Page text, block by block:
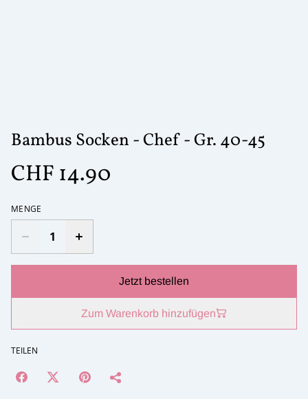
Bambus Socken - Chef - Gr. 40-45
CHF 14.90
MENGE
Jetzt bestellen
Zum Warenkorb hinzufügen
TEILEN